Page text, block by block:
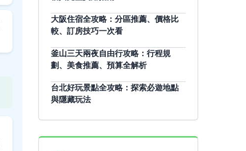
大阪住宿全攻略：分區推薦、價格比
較、訂房技巧一次看
釜山三天兩夜自由行攻略：行程規
劃、美食推薦、預算全解析
台北好玩景點全攻略：探索必遊地點
與隱藏玩法